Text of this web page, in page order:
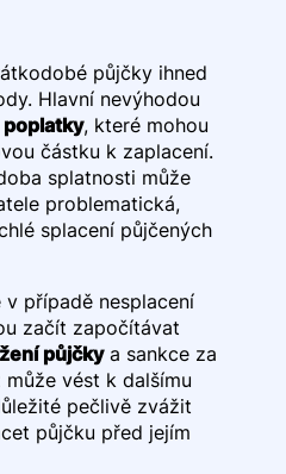
půjčky ihned
Hlavní nevýhodou
, které mohou
částku k zaplacení.
splatnosti může
problematická,
splacení půjčených
případě nesplacení
začít započítávat
půjčkya sankce za
vést k dalšímu
pečlivě zvážit
půjčku před jejím